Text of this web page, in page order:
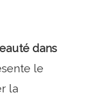
dans
le
la